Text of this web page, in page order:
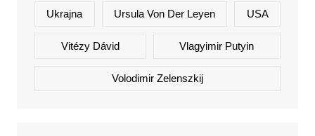
Ukrajna Ursula Von Der Leyen USA
Vitézy Dávid Vlagyimir Putyin
Volodimir Zelenszkij